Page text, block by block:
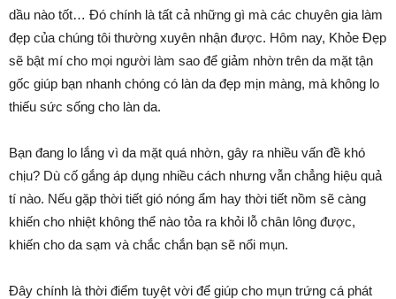
dầu nào tốt… Đó chính là tất cả những gì mà các chuyên gia làm
đẹp của chúng tôi thường xuyên nhận được. Hôm nay, Khỏe Đẹp
sẽ bật mí cho mọi người làm sao để giảm nhờn trên da mặt tận
gốc giúp bạn nhanh chóng có làn da đẹp mịn màng, mà không lo
thiếu sức sống cho làn da.
Bạn đang lo lắng vì da mặt quá nhờn, gây ra nhiều vấn đề khó
chịu? Dù cố gắng áp dụng nhiều cách nhưng vẫn chẳng hiệu quả
tí nào. Nếu gặp thời tiết gió nóng ẩm hay thời tiết nồm sẽ càng
khiến cho nhiệt không thể nào tỏa ra khỏi lỗ chân lông được,
khiến cho da sạm và chắc chắn bạn sẽ nổi mụn.
Đây chính là thời điểm tuyệt vời để giúp cho mụn trứng cá phát